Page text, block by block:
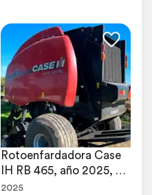
Rotoenfardadora Case
IH RB 465, año 2025,
Americana,
2025